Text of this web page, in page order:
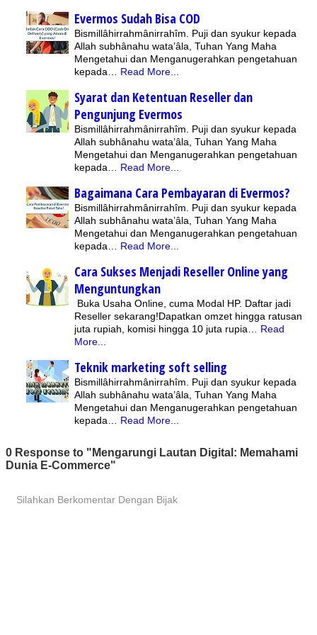
Evermos Sudah Bisa COD
Bismillâhirrahmânirrahîm. Puji dan syukur kepada
Allah subhânahu wata’âla, Tuhan Yang Maha
Mengetahui dan Menganugerahkan pengetahuan
kepada… Read More...
Syarat dan Ketentuan Reseller dan
Pengunjung Evermos
Bismillâhirrahmânirrahîm. Puji dan syukur kepada
Allah subhânahu wata’âla, Tuhan Yang Maha
Mengetahui dan Menganugerahkan pengetahuan
kepada… Read More...
Bagaimana Cara Pembayaran di Evermos?
Bismillâhirrahmânirrahîm. Puji dan syukur kepada
Allah subhânahu wata’âla, Tuhan Yang Maha
Mengetahui dan Menganugerahkan pengetahuan
kepada… Read More...
Cara Sukses Menjadi Reseller Online yang
Menguntungkan
Buka Usaha Online, cuma Modal HP. Daftar jadi
Reseller sekarang!Dapatkan omzet hingga ratusan
juta rupiah, komisi hingga 10 juta rupia… Read
More...
Teknik marketing soft selling
Bismillâhirrahmânirrahîm. Puji dan syukur kepada
Allah subhânahu wata’âla, Tuhan Yang Maha
Mengetahui dan Menganugerahkan pengetahuan
kepada… Read More...
0 Response to "Mengarungi Lautan Digital: Memahami
Dunia E-Commerce"
Silahkan Berkomentar Dengan Bijak